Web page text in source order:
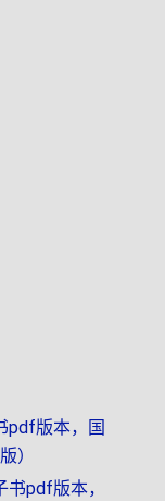
pdf版本，国
）
书pdf版本，